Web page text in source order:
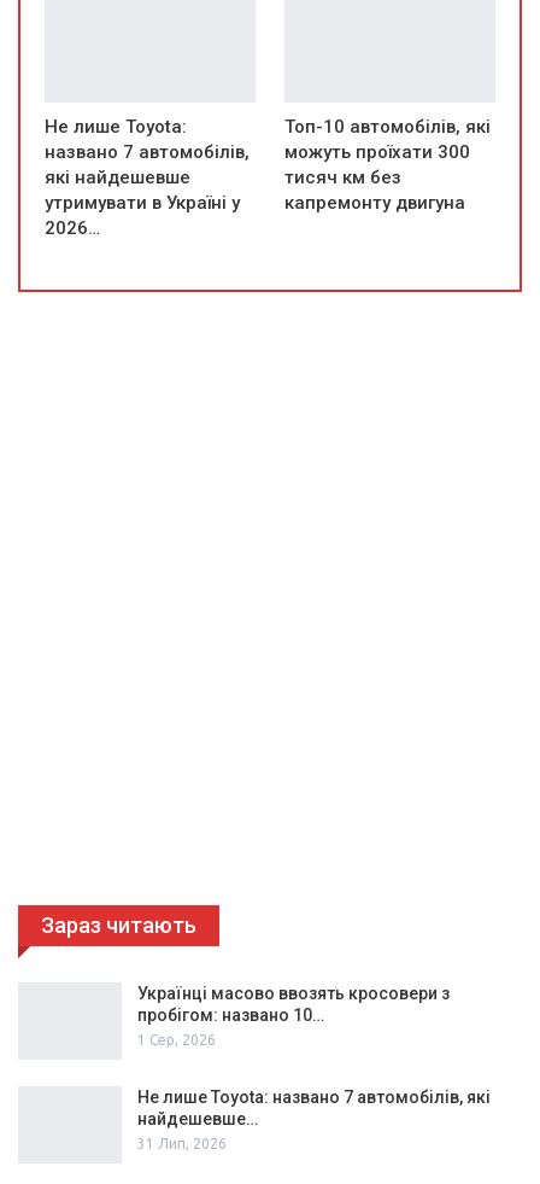
Не лише Toyota:
названо 7 автомобілів,
які найдешевше
утримувати в Україні у
2026…
Топ-10 автомобілів, які
можуть проїхати 300
тисяч км без
капремонту двигуна
Зараз читають
Українці масово ввозять кросовери з
пробігом: названо 10…
1 Сер, 2026
Не лише Toyota: названо 7 автомобілів, які
найдешевше…
31 Лип, 2026